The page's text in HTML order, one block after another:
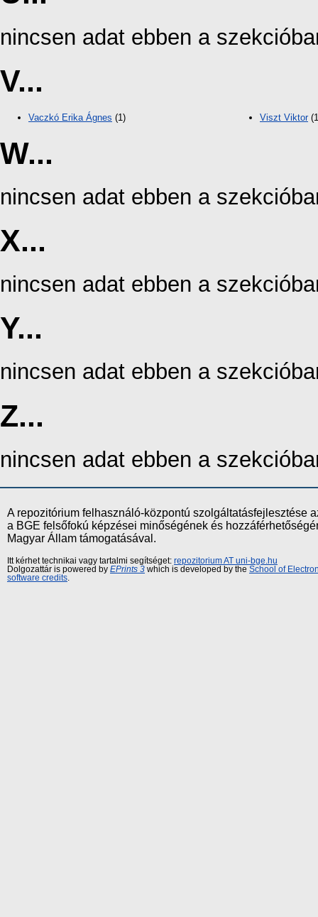
nincsen adat ebben a
V...
Vaczkó Erika Ágnes (1) Viszt Viktor
W...
nincsen adat ebben a
X...
nincsen adat ebben a
Y...
nincsen adat ebben a
Z...
nincsen adat ebben a
A repozitórium felhasználó-központú szolgáltatásfejlesztése
a BGE felsőfokú képzései minőségének és
Magyar Állam támogatásával.
Itt kérhet technikai vagy tartalmi segítséget: repozitorium AT uni-bge.hu
Dolgozattár is powered by EPrints 3 which is developed by the School of
software credits